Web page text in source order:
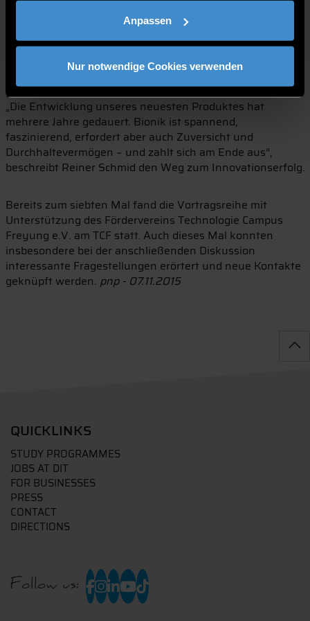
Anpassen
Nur notwendige Cookies verwenden
Körperoberfläche sammeln und gezielt zu seinem Mund
leiten. Dies wird durch besondere Eigenschaften der
Oberfläche erreicht, die Wasser mal anzieht und mal
abstößt. Dieses Prinzip wurde für Fassaden übertragen
und nun leiten diese beschichteten Fassaden Wasser
gezielt ab. Die Fassade trocknet sich dadurch von selbst.
„Die Entwicklung unseres neuesten Produktes hat
mehrere Jahre gedauert. Bionik ist spannend,
faszinierend, erfordert aber auch Zuversicht und
Durchhaltevermögen − und zahlt sich am Ende aus“,
beschreibt Reiner Schmid den Weg zum Innovationserfolg.
Bereits zum siebten Mal fand die Vortragsreihe mit
Unterstützung des Fördervereins Technologie Campus
Freyung e.V. am TCF statt. Auch dieses Mal konnten
insbesondere bei der anschließenden Diskussion
interessante Fragestellungen erörtert und neue Kontakte
geknüpft werden. pnp - 07.11.2015
QUICKLINKS
STUDY PROGRAMMES
JOBS AT DIT
FOR BUSINESSES
PRESS
CONTACT
DIRECTIONS
Follow us: